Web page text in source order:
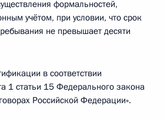
формальностей,
учётом, при условии, что срок
не превышает десяти
в соответствии
1 статьи 15 Федерального закона
Российской Федерации».